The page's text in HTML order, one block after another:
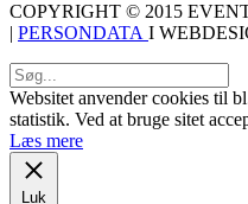
COPYRIGHT © 2015
| PERSONDATA I
Websitet anvender cookies til
statistik. Ved at bruge sitet
Læs mere
Luk